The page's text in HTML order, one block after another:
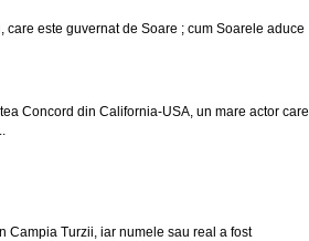
este guvernat de Soare ; cum Soarele aduce
Concord din California-USA, un mare actor care
Campia Turzii, iar numele sau real a fost